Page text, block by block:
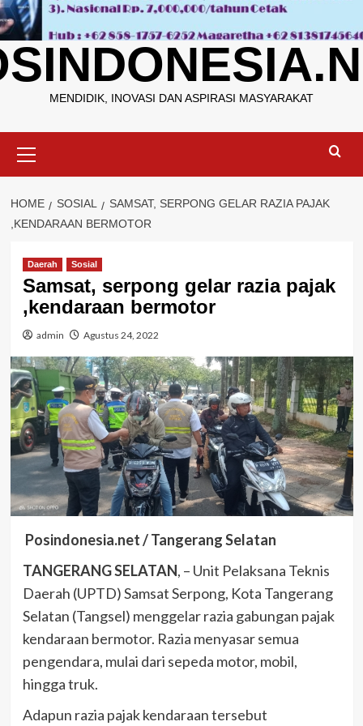
MENDIDIK, INOVASI DAN ASPIRASI MASYARAKAT
Menu
HOME SOSIAL
SAMSAT, SERPONG GELAR RAZIA PAJAK
,KENDARAAN BERMOTOR
Daerah Sosial
Samsat, serpong gelar razia pajak
,kendaraan bermotor
admin Agustus 24, 2022
Posindonesia.net / Tangerang Selatan
TANGERANG SELATAN, – Unit Pelaksana Teknis
Daerah (UPTD) Samsat Serpong, Kota Tangerang
Selatan (Tangsel) menggelar razia gabungan pajak
kendaraan bermotor. Razia menyasar semua
pengendara, mulai dari sepeda motor, mobil,
hingga truk.
Adapun razia pajak kendaraan tersebut